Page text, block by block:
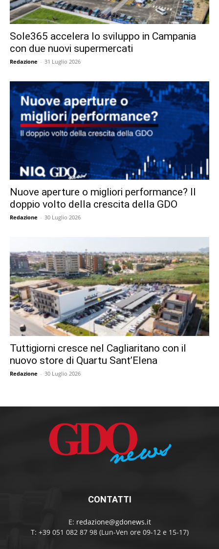
Sole365 accelera lo sviluppo in Campania
con due nuovi supermercati
Redazione - 31 Luglio 2026
Nuove aperture o migliori performance? Il
doppio volto della crescita della GDO
Redazione - 30 Luglio 2026
Tuttigiorni cresce nel Cagliaritano con il
nuovo store di Quartu Sant’Elena
Redazione - 30 Luglio 2026
CONTATTI
E: redazione@gdonews.it
T: +39 051 082 87 98 (Lun-Ven ore 09-12 e 15-17)